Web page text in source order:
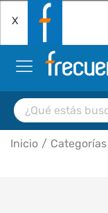
X
Inicio Categorías